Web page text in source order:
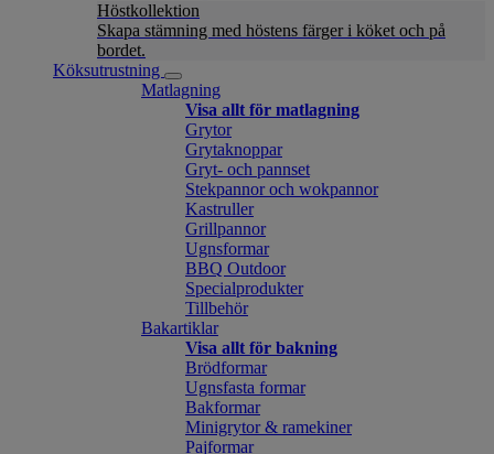
Höstkollektion
Skapa stämning med höstens färger i köket och på
bordet.
Köksutrustning
Matlagning
Visa allt för matlagning
Grytor
Grytaknoppar
Gryt- och pannset
Stekpannor och wokpannor
Kastruller
Grillpannor
Ugnsformar
BBQ Outdoor
Specialprodukter
Tillbehör
Bakartiklar
Visa allt för bakning
Brödformar
Ugnsfasta formar
Bakformar
Minigrytor & ramekiner
Pajformar